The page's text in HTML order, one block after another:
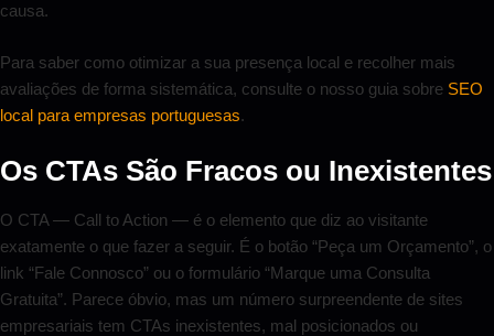
causa.
Para saber como otimizar a sua presença local e recolher mais
avaliações de forma sistemática, consulte o nosso guia sobre SEO
local para empresas portuguesas.
Os CTAs São Fracos ou Inexistentes
O CTA — Call to Action — é o elemento que diz ao visitante
exatamente o que fazer a seguir. É o botão “Peça um Orçamento”, o
link “Fale Connosco” ou o formulário “Marque uma Consulta
Gratuita”. Parece óbvio, mas um número surpreendente de sites
empresariais tem CTAs inexistentes, mal posicionados ou